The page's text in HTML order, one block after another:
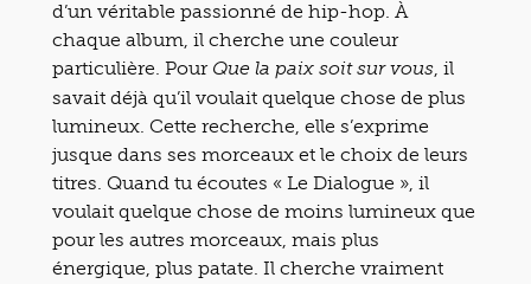
d’un véritable passionné de hip-hop. À
chaque album, il cherche une couleur
particulière. Pour Que la paix soit sur vous, il
savait déjà qu’il voulait quelque chose de plus
lumineux. Cette recherche, elle s’exprime
jusque dans ses morceaux et le choix de leurs
titres. Quand tu écoutes « Le Dialogue », il
voulait quelque chose de moins lumineux que
pour les autres morceaux, mais plus
énergique, plus patate. Il cherche vraiment